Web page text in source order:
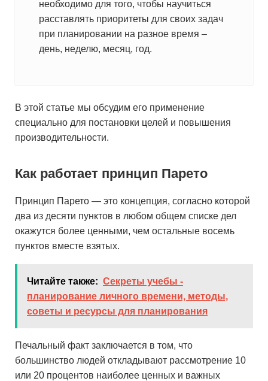
необходимо для того, чтобы научиться
расставлять приоритеты для своих задач
при планировании на разное время –
день, неделю, месяц, год.
В этой статье мы обсудим его применение
специально для постановки целей и повышения
производительности.
Как работает принцип Парето
Принцип Парето — это концепция, согласно которой
два из десяти пунктов в любом общем списке дел
окажутся более ценными, чем остальные восемь
пунктов вместе взятых.
Читайте также: Секреты учебы -
планирование личного времени, методы,
советы и ресурсы для планирования
Печальный факт заключается в том, что
большинство людей откладывают рассмотрение 10
или 20 процентов наиболее ценных и важных